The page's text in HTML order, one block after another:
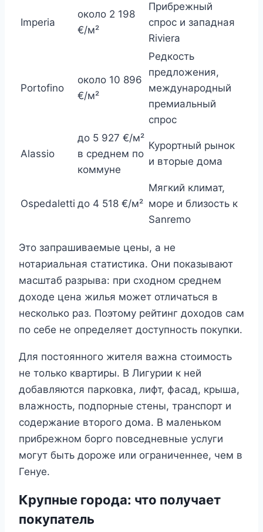
Imperia
около 2 198
€/м²
Прибрежный
спрос и западная
Riviera
Portofino
около 10 896
€/м²
Редкость
предложения,
международный
премиальный
спрос
Alassio
до 5 927 €/м²
в среднем по
коммуне
Курортный рынок
и вторые дома
Ospedaletti до 4 518 €/м²
Мягкий климат,
море и близость к
Sanremo
Это запрашиваемые цены, а не
нотариальная статистика. Они показывают
масштаб разрыва: при сходном среднем
доходе цена жилья может отличаться в
несколько раз. Поэтому рейтинг доходов сам
по себе не определяет доступность покупки.
Для постоянного жителя важна стоимость
не только квартиры. В Лигурии к ней
добавляются парковка, лифт, фасад, крыша,
влажность, подпорные стены, транспорт и
содержание второго дома. В маленьком
прибрежном борго повседневные услуги
могут быть дороже или ограниченнее, чем в
Генуе.
Крупные города: что получает
покупатель